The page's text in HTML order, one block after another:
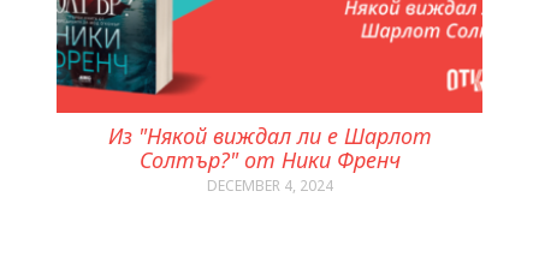
Из "Някой виждал ли е Шарлот
Солтър?" от Ники Френч
DECEMBER 4, 2024